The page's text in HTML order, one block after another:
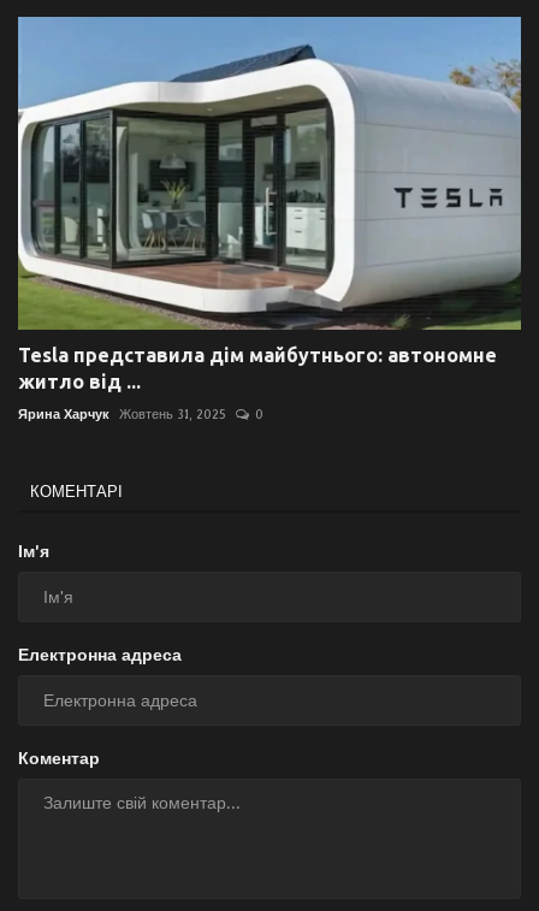
Tesla представила дім майбутнього: автономне
житло від ...
Ярина Харчук Жовтень 31, 2025 0
КОМЕНТАРІ
Ім'я
Електронна адреса
Коментар